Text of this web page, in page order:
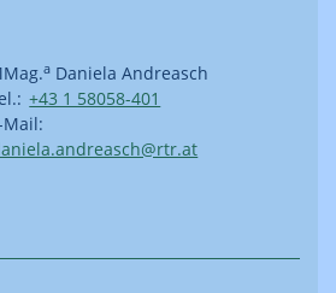
a Daniela Andreasch
+43 1 58058-401
Mail: